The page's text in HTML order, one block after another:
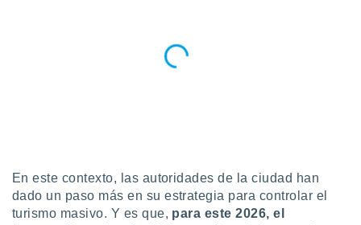
cookies
En este contexto, las autoridades de la ciudad han
dado un paso más en su estrategia para controlar el
turismo masivo. Y es que, para este 2026, el